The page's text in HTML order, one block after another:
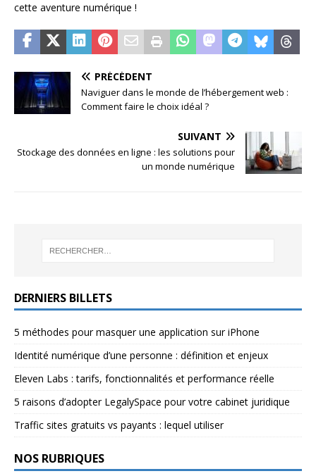
cette aventure numérique !
PRÉCÉDENT
Naviguer dans le monde de l’hébergement web :
Comment faire le choix idéal ?
SUIVANT
Stockage des données en ligne : les solutions pour
un monde numérique
DERNIERS BILLETS
5 méthodes pour masquer une application sur iPhone
Identité numérique d’une personne : définition et enjeux
Eleven Labs : tarifs, fonctionnalités et performance réelle
5 raisons d’adopter LegalySpace pour votre cabinet juridique
Traffic sites gratuits vs payants : lequel utiliser
NOS RUBRIQUES